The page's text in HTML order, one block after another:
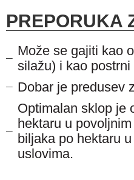
PREPORUKA
Može se gajiti kao
silažu) i kao
Dobar je predusev
Optimalan sklop je
hektaru u
biljaka po hektaru
uslovima.